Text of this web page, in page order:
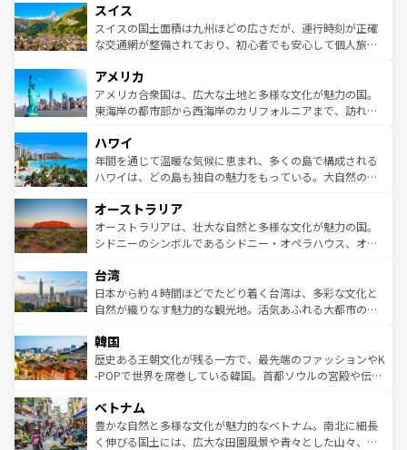
れる地方に足を運ぶとそれぞれで全く異なる文化を体験で
きるだろう。 なお、新着のフランス情報はコンテンツ一覧
を参照してほしい。
は、お酒好きな人にはぜひ体験してほしい。 なお、新着の
ドイツ情報はコンテンツ一覧を参照してほしい。
リアごとに異なる魅力がある。また、優雅なアフタヌーン
ティー、ビール好きにはたまらない英国パブ、サッカー観
戦など、本場だからこそできる体験も豊富。イギリスを旅
ンツ一覧を参照してほしい。
スイス
スイスの国土面積は九州ほどの広さだが、運行時刻が正確
な交通網が整備されており、初心者でも安心して個人旅行
の建物がそのまま残る町や、スイスならではのユニークな
博物館もあり、アルプス観光だけでなく町歩きも満喫する
ことができる。国民の所得が高いため物価も高いが、旅行
ば市内交通費無料で観光を楽しむこともできる。 なお、新
着のスイス情報はコンテンツ一覧 を参照してほしい。
アメリカ
アメリカ合衆国は、広大な土地と多様な文化が魅力の国。
東海岸の都市部から西海岸のカリフォルニアまで、訪れる
のような巨大都市は、観光、ショッピング、エンターテイ
ンメントが詰まった刺激的なスポットだ。一方、アメリカ
西部には大自然が広がり、グランドキャニオンやイエロー
部のニューオーリンズでは、音楽と美食が融合した独特の
文化が魅力。旅行者はアメリカの各地域で異なる魅力を楽
しみながら、その多様性と豊かな歴史を感じることができ
ならではの贅沢な旅のスタイルだ。 なお、新着のアメリカ
情報はコンテンツ一覧を参照してほしい。
ハワイ
年間を通じて温暖な気候に恵まれ、多くの島で構成される
ハワイは、どの島も独自の魅力をもっている。大自然の神
ワイ島は見逃せない。また、定番の観光地といえばオアフ
島だが、静かな自然を求めるならマウイ島やカウアイ島が
おすすめ。エメラルドグリーンに輝く海をはじめ、豊かな
れるおもてなしの心で訪れる人々を迎えてくれるハワイの
人々、おいしいローカルフードやハワイアンミュージッ
ク、伝統的なフラダンスなど、すべてがハワイの魅力を彩
ワイを、存分に味わってほしい。 なお、新着のハワイ情報
はコンテンツ一覧を参照してほしい。
オーストラリア
オーストラリアは、壮大な自然と多様な文化が魅力の国。
シドニーのシンボルであるシドニー・オペラハウス、オー
リアリーフや大陸中央部にそびえるウルル（エアーズロッ
ク）、タスマニアの美しい原生林やケアンズの熱帯雨林な
ど、見どころがたくさん。また、カフェやワイン、オージ
いる。アクティビティも充実しており、サーフィンやダイ
ビング、ハイキングなど、アウトドア好きにはたまらな
い。オーストラリアの多彩な魅力を存分に味わいつくそ
参照してほしい。
台湾
日本から約４時間ほどでたどり着く台湾は、多彩な文化と
自然が織りなす魅力的な観光地。活気あふれる大都市の台
ン）、静ひつな山岳地帯である台湾東部など、都市の喧騒
と山間の静けさが共存しており、訪れる人に新しい発見と
驚きをもたらしてくれる。また、奥深い台湾の食文化も魅
容にもいいと評判のスイーツなど、バラエティ豊かな料理
が味わえる。 なお、新着の台湾情報は コンテンツ一覧を参
照してほしい。
韓国
歴史ある王朝文化が残る一方で、最先端のファッションやK
-POPで世界を席巻している韓国。首都ソウルの宮殿や伝統
き、地方に足を延ばせば四季折々の自然美を楽しむことが
できる。そして、キムチや焼肉、絶品のストリートフード
まで、さまざまな韓国料理が待っている。夜には、韓国な
ベトナム
豊かな自然と多様な文化が魅力的なベトナム。南北に細長
く伸びる国土には、広大な田園風景や青々とした山々、世